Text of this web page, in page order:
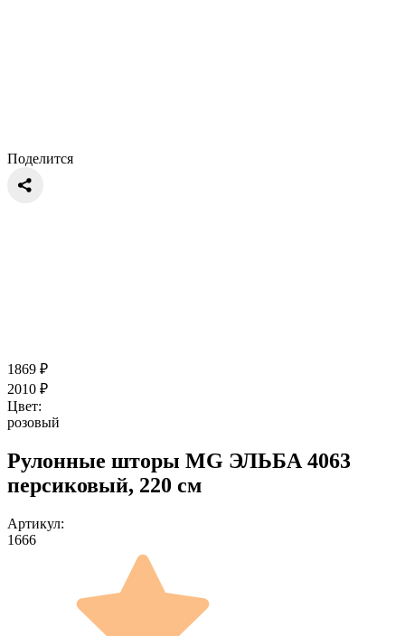
Поделится
1869 ₽
2010 ₽
Цвет:
розовый
Рулонные шторы MG ЭЛЬБА 4063
персиковый, 220 см
Артикул:
1666